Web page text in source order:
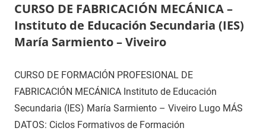
CURSO DE FABRICACIÓN MECÁNICA –
Instituto de Educación Secundaria (IES)
María Sarmiento – Viveiro
CURSO DE FORMACIÓN PROFESIONAL DE
FABRICACIÓN MECÁNICA Instituto de Educación
Secundaria (IES) María Sarmiento – Viveiro Lugo MÁS
DATOS: Ciclos Formativos de Formación